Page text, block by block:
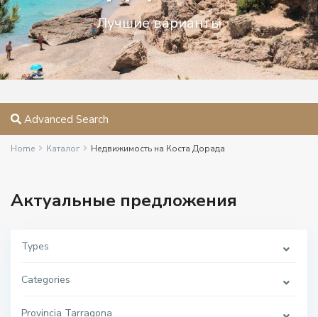
Лучшие варианты
Advanced Search
Home Каталог Недвижимость на Коста Дорада
Актуальные предложения
Types
Categories
Provincia Tarragona